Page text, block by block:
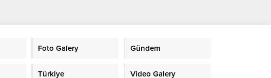
Foto Galery Gündem
Türkiye Video Galery